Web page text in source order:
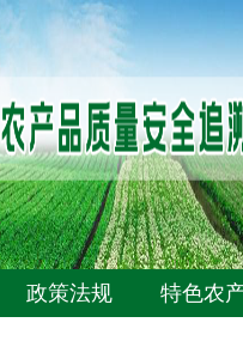
政策法规 特色农